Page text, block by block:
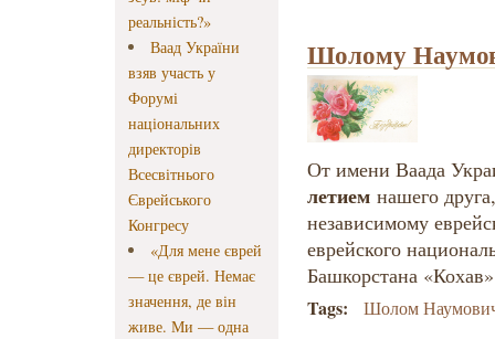
реальність?»
Ваад України
взяв участь у
Форумі
національних
директорів
Всесвітнього
Єврейського
Конгресу
«Для мене єврей
— це єврей. Немає
значення, де він
живе. Ми — одна
Шолому
От имени Ваада
летием нашего
независимому
еврейского
Башкорстана
Tags: Шолом